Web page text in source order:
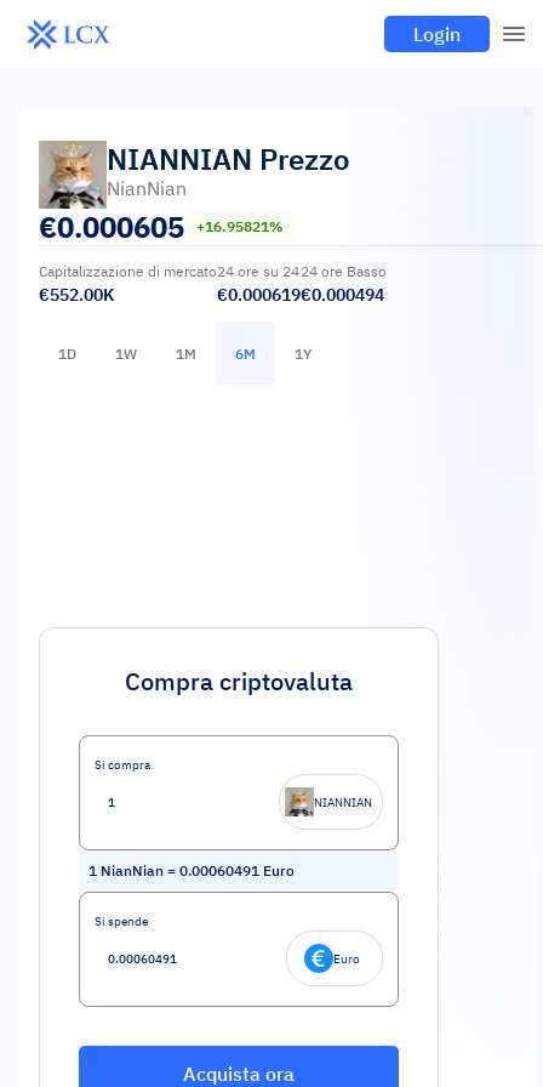
Login
NIANNIAN Prezzo
NianNian
€0.000605 +16.95821%
Capitalizzazione di mercato
€552.00K
24 ore su 24
€0.000619
24 ore Basso
€0.000494
1D 1W 1M 6M 1Y
Compra criptovaluta
Si compra
NIANNIAN
1 NianNian = 0.00060491 Euro
Si spende
Euro
Acquista ora